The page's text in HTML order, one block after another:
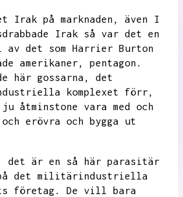
Irak på marknaden, även I
Irak så var det en
det som Harrier Burton
amerikaner,
pentagon.
här gossarna,
det
komplexet förr,
åtminstone vara med och
och erövra och bygga ut
det är en så här parasitär
det militärindustriella
företag. De vill bara